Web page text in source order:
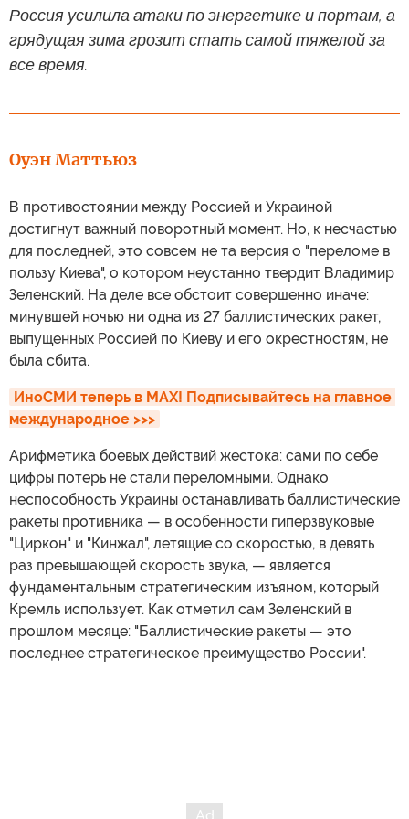
Россия усилила атаки по энергетике и портам, а
грядущая зима грозит стать самой тяжелой за
все время.
Оуэн Маттьюз
В противостоянии между Россией и Украиной
достигнут важный поворотный момент. Но, к несчастью
для последней, это совсем не та версия о "переломе в
пользу Киева", о котором неустанно твердит Владимир
Зеленский. На деле все обстоит совершенно иначе:
минувшей ночью ни одна из 27 баллистических ракет,
выпущенных Россией по Киеву и его окрестностям, не
была сбита.
ИноСМИ теперь в MAX! Подписывайтесь на главное
международное >>>
Арифметика боевых действий жестока: сами по себе
цифры потерь не стали переломными. Однако
неспособность Украины останавливать баллистические
ракеты противника — в особенности гиперзвуковые
"Циркон" и "Кинжал", летящие со скоростью, в девять
раз превышающей скорость звука, — является
фундаментальным стратегическим изъяном, который
Кремль использует. Как отметил сам Зеленский в
прошлом месяце: "Баллистические ракеты — это
последнее стратегическое преимущество России".